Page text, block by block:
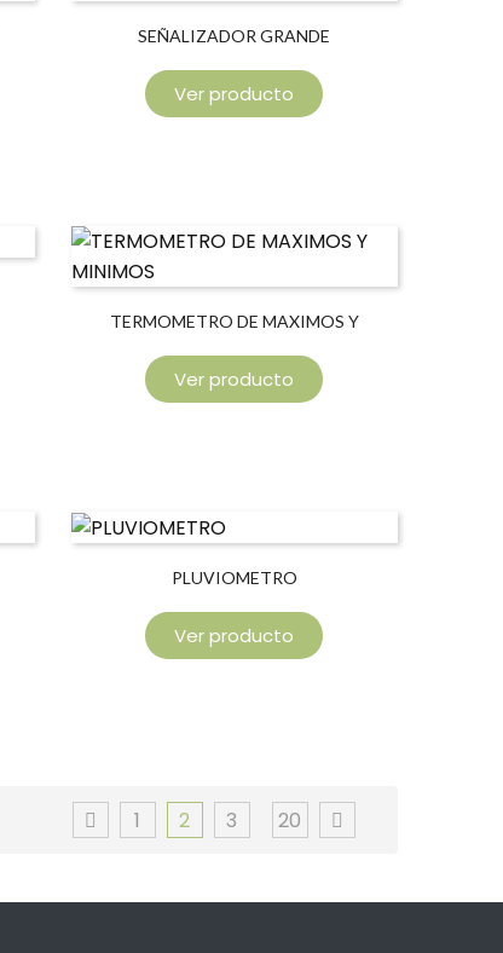
SEÑALIZADOR GRANDE
Ver producto
TERMOMETRO DE MAXIMOS Y
Ver producto
PLUVIOMETRO
Ver producto
1 2 3 20